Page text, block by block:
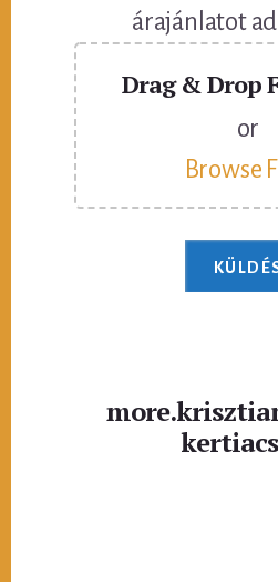
árajánlatot
Drag & Drop
or
Browse